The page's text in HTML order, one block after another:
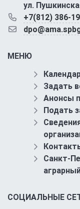
ул.
+7(812) 386-
МЕНЮ
Задать
Анонсы
Подать
Санкт-
СОЦИАЛЬНЫЕ